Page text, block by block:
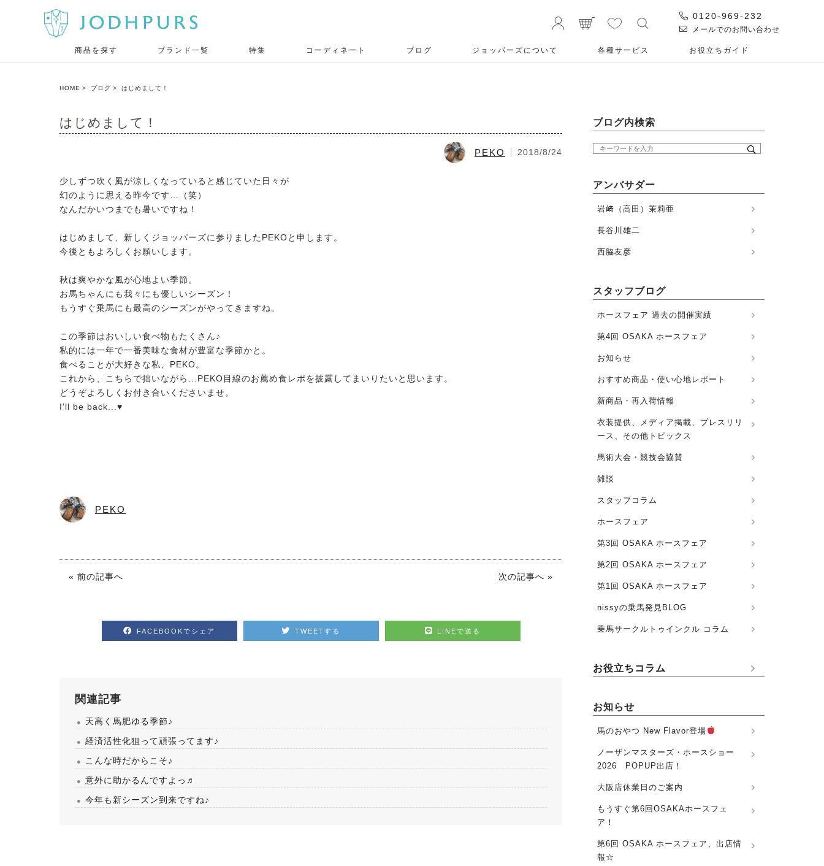
0120-969-232
メールでのお問い合わせ
商品を探す ブランド一覧 特集 コーディネート ブログ ジョッパーズについて 各種サービス お役⽴ちガイド
HOME ブログ はじめまして！
はじめまして！
PEKO 2018/8/24
少しずつ吹く風が涼しくなっていると感じていた日々が
幻のように思える昨今です…（笑）
なんだかいつまでも暑いですね！
はじめまして、新しくジョッパーズに参りましたPEKOと申します。
今後ともよろしくお願いします。
秋は爽やかな風が心地よい季節。
お馬ちゃんにも我々にも優しいシーズン！
もうすぐ乗馬にも最高のシーズンがやってきますね。
この季節はおいしい食べ物もたくさん♪
私的には一年で一番美味な食材が豊富な季節かと。
食べることが大好きな私、PEKO。
これから、こちらで拙いながら…PEKO目線のお薦め食レポを披露してまいりたいと思います。
どうぞよろしくお付き合いくださいませ。
I'll be back...♥
PEKO
« 前の記事へ 次の記事へ »
FACEBOOKでシェア TWEETする LINEで送る
関連記事
天高く馬肥ゆる季節♪
経済活性化狙って頑張ってます♪
こんな時だからこそ♪
意外に助かるんですよっ♬
今年も新シーズン到来ですね♪
ブログ内検索
アンバサダー
岩﨑（高田）茉莉亜
長谷川雄二
西脇友彦
スタッフブログ
ホースフェア 過去の開催実績
第4回 OSAKA ホースフェア
お知らせ
おすすめ商品・使い心地レポート
新商品・再入荷情報
衣装提供、メディア掲載、プレスリリ
ース、その他トピックス
馬術大会・競技会協賛
雑談
スタッフコラム
ホースフェア
第3回 OSAKA ホースフェア
第2回 OSAKA ホースフェア
第1回 OSAKA ホースフェア
nissyの乗馬発見BLOG
乗馬サークルトゥインクル コラム
お役立ちコラム
お知らせ
馬のおやつ New Flavor登場
ノーザンマスターズ・ホースショー
2026 POPUP出店！
大阪店休業日のご案内
もうすぐ第6回OSAKAホースフェ
ア！
第6回 OSAKA ホースフェア、出店情
報☆